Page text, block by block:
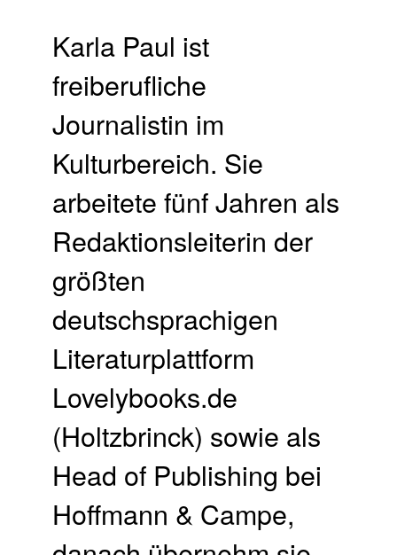
Karla Paul ist
freiberufliche
Journalistin im
Kulturbereich. Sie
arbeitete fünf Jahren als
Redaktionsleiterin der
größten
deutschsprachigen
Literaturplattform
Lovelybooks.de
(Holtzbrinck) sowie als
Head of Publishing bei
Hoffmann & Campe,